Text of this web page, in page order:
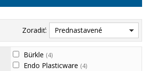
Zoradiť: Prednastavené
Bürkle (4)
Endo Plasticware (4)